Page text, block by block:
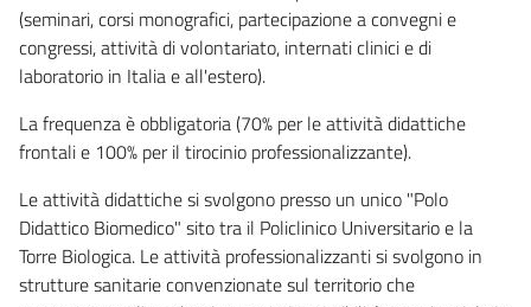
(seminari, corsi monografici, partecipazione a convegni e
congressi, attività di volontariato, internati clinici e di
laboratorio in Italia e all'estero).
La frequenza è obbligatoria (70% per le attività didattiche
frontali e 100% per il tirocinio professionalizzante).
Le attività didattiche si svolgono presso un unico "Polo
Didattico Biomedico" sito tra il Policlinico Universitario e la
Torre Biologica. Le attività professionalizzanti si svolgono in
strutture sanitarie convenzionate sul territorio che